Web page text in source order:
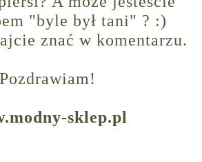
"byle był tani" ? :)
znać w komentarzu.
Pozdrawiam!
sklep.pl